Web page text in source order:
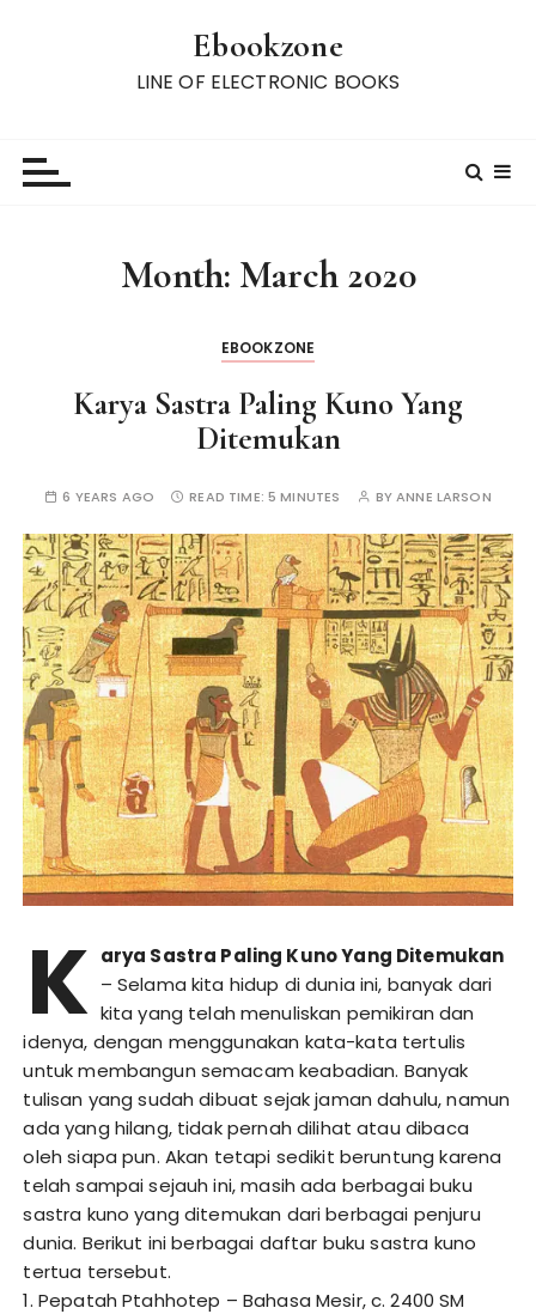
Ebookzone
LINE OF ELECTRONIC BOOKS
Month: March 2020
EBOOKZONE
Karya Sastra Paling Kuno Yang
Ditemukan
6 YEARS AGO READ TIME: 5 MINUTES BYANNE LARSON
K arya Sastra Paling Kuno Yang Ditemukan
– Selama kita hidup di dunia ini, banyak dari
kita yang telah menuliskan pemikiran dan
idenya, dengan menggunakan kata-kata tertulis
untuk membangun semacam keabadian. Banyak
tulisan yang sudah dibuat sejak jaman dahulu, namun
ada yang hilang, tidak pernah dilihat atau dibaca
oleh siapa pun. Akan tetapi sedikit beruntung karena
telah sampai sejauh ini, masih ada berbagai buku
sastra kuno yang ditemukan dari berbagai penjuru
dunia. Berikut ini berbagai daftar buku sastra kuno
tertua tersebut.
1. Pepatah Ptahhotep – Bahasa Mesir, c. 2400 SM